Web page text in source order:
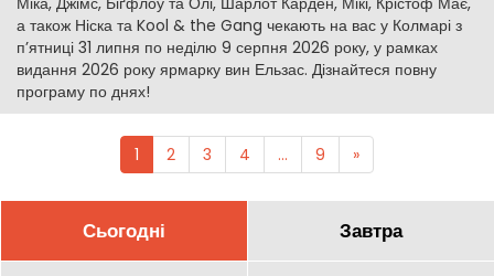
а також Ніска та Kool & the Gang чекають на вас у Колмарі з
п’ятниці 31 липня по неділю 9 серпня 2026 року, у рамках
видання 2026 року ярмарку вин Ельзас. Дізнайтеся повну
програму по днях!
1 2 3 4 ... 9 »
Сьогодні Завтра